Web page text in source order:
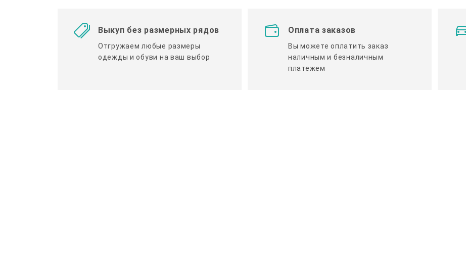
Выкуп без размерных рядов
Отгружаем любые размеры
одежды и обуви на ваш выбор
Оплата заказов
Вы можете оплатить заказ
наличным и безналичным
платежем